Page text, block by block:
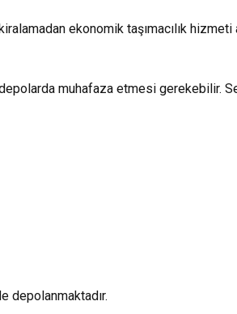
ekonomik taşımacılık
muhafaza etmesi gerekebilir.
depolanmaktadır.